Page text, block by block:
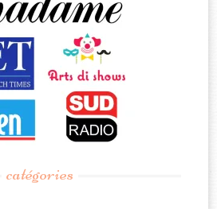
catégories